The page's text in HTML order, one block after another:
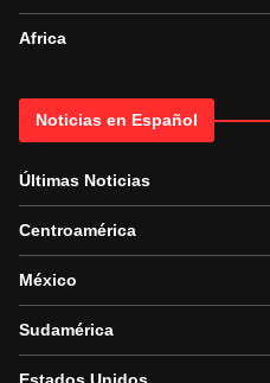
Africa
Noticias en Español
Últimas Noticias
Centroamérica
México
Sudamérica